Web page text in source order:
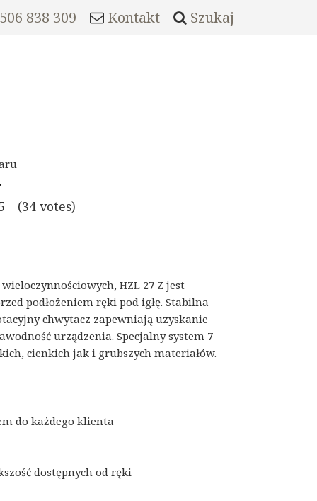
838 309 Kontakt Szukaj
- (34 votes)
HZL 27 Z jest
podłożeniem ręki pod igłę. Stabilna
chwytacz zapewniają uzyskanie
urządzenia. Specjalny system 7
cienkich jak i grubszych materiałów.
do każdego klienta
dostępnych od ręki